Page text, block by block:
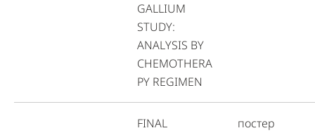
GALLIUM
STUDY:
ANALYSIS BY
CHEMOTHERA
PY REGIMEN
FINAL
постер